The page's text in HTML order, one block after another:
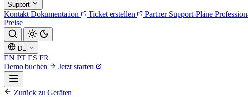
Support
Kontakt Dokumentation Ticket erstellen Partner Support-Pläne
Preise
DE
EN PT ES FR
Demo buchen
Jetzt starten
Zurück zu Geräten